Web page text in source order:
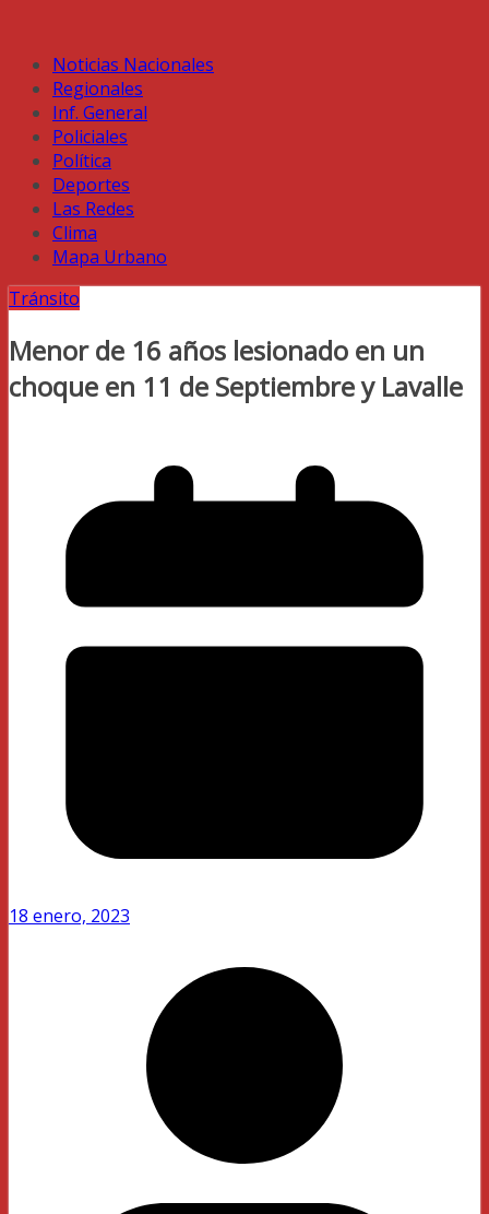
Noticias Nacionales
Regionales
Inf. General
Policiales
Política
Deportes
Las Redes
Clima
Mapa Urbano
Tránsito
Menor de 16 años lesionado en un
choque en 11 de Septiembre y Lavalle
18 enero, 2023